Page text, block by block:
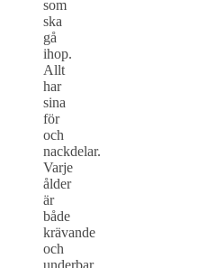
som
ska
gå
ihop.
Allt
har
sina
för
och
nackdelar.
Varje
ålder
är
både
krävande
och
underbar